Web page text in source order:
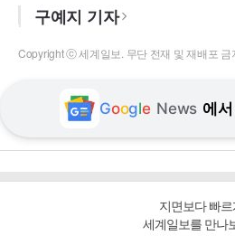
구예지 기자
Copyright ⓒ 세계일보. 무단 전재 및 재배포 금
Google News 에
지면보다 빠르
세계일보를 만나